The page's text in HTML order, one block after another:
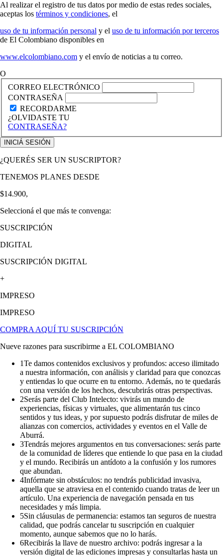
Al realizar el registro de tus datos por medio de estas redes sociales,
aceptas los términos y condiciones, el
uso de tu información personal y el uso de tu información por terceros
de El Colombiano disponibles en
www.elcolombiano.com y el envío de noticias a tu correo.
O
CORREO ELECTRÓNICO
CONTRASEÑA
RECORDARME
¿OLVIDASTE TU
CONTRASEÑA?
¿QUERÉS SER UN SUSCRIPTOR?
TENEMOS PLANES DESDE
$14.900,
Seleccioná el que más te convenga:
SUSCRIPCIÓN
DIGITAL
SUSCRIPCIÓN DIGITAL
+
IMPRESO
IMPRESO
COMPRA AQUÍ TU SUSCRIPCIÓN
Nueve razones para suscribirme a EL COLOMBIANO
1Te damos contenidos exclusivos y profundos: acceso ilimitado
a nuestra información, con análisis y claridad para que conozcas
y entiendas lo que ocurre en tu entorno. Además, no te quedarás
con una versión de los hechos, descubrirás otras perspectivas.
2Serás parte del Club Intelecto: vivirás un mundo de
experiencias, físicas y virtuales, que alimentarán tus cinco
sentidos y tus ideas, y por supuesto podrás disfrutar de miles de
alianzas con comercios, actividades y eventos en el Valle de
Aburrá.
3Tendrás mejores argumentos en tus conversaciones: serás parte
de la comunidad de líderes que entiende lo que pasa en la ciudad
y el mundo. Recibirás un antídoto a la confusión y los rumores
que abundan.
4Infórmate sin obstáculos: no tendrás publicidad invasiva,
aquella que se atraviesa en el contenido cuando tratas de leer un
artículo. Una experiencia de navegación pensada en tus
necesidades y más limpia.
5Sin cláusulas de permanencia: estamos tan seguros de nuestra
calidad, que podrás cancelar tu suscripción en cualquier
momento, aunque sabemos que no lo harás.
6Recibirás la llave de nuestro archivo: podrás ingresar a la
versión digital de las ediciones impresas y consultarlas hasta un